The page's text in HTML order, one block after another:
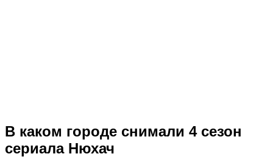
В каком городе снимали 4 сезон
сериала Нюхач